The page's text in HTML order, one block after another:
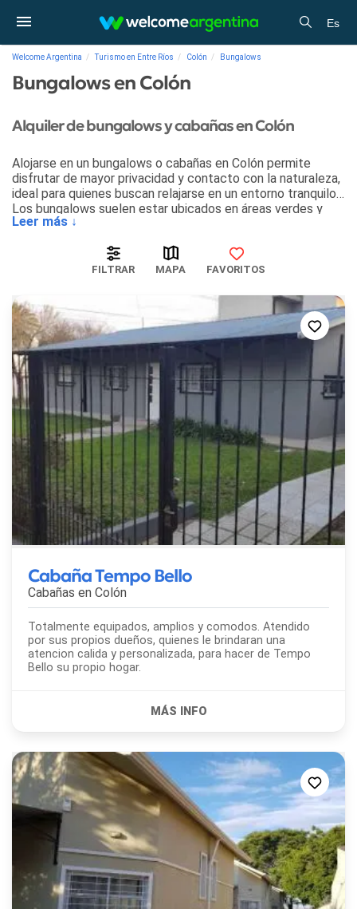
Es
Welcome Argentina Turismo en Entre Ríos Colón Bungalows
Bungalows en Colón
Alquiler de bungalows y cabañas en Colón
Alojarse en un bungalows o cabañas en Colón permite
disfrutar de mayor privacidad y contacto con la naturaleza,
ideal para quienes buscan relajarse en un entorno tranquilo.
Los bungalows suelen estar ubicados en áreas verdes y
ofrecen mayor espacio, siendo perfectos para familias o
facilita preparar comidas y ahorrar en restaurantes.
independiente, permitiendo organizar las actividades con
mayor libertad. Muchos bungalows también ofrecen
comodidades como parrillas y áreas de recreación, ideales
para disfrutar al aire libre.
Leer más ↓
FILTRAR MAPA FAVORITOS
Cabaña Tempo Bello
Cabañas en Colón
Totalmente equipados, amplios y comodos. Atendido
por sus propios dueños, quienes le brindaran una
atencion calida y personalizada, para hacer de Tempo
Bello su propio hogar.